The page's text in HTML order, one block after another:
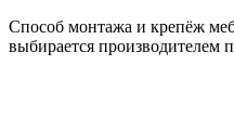
Способ монтажа и крепёж
выбирается производителем